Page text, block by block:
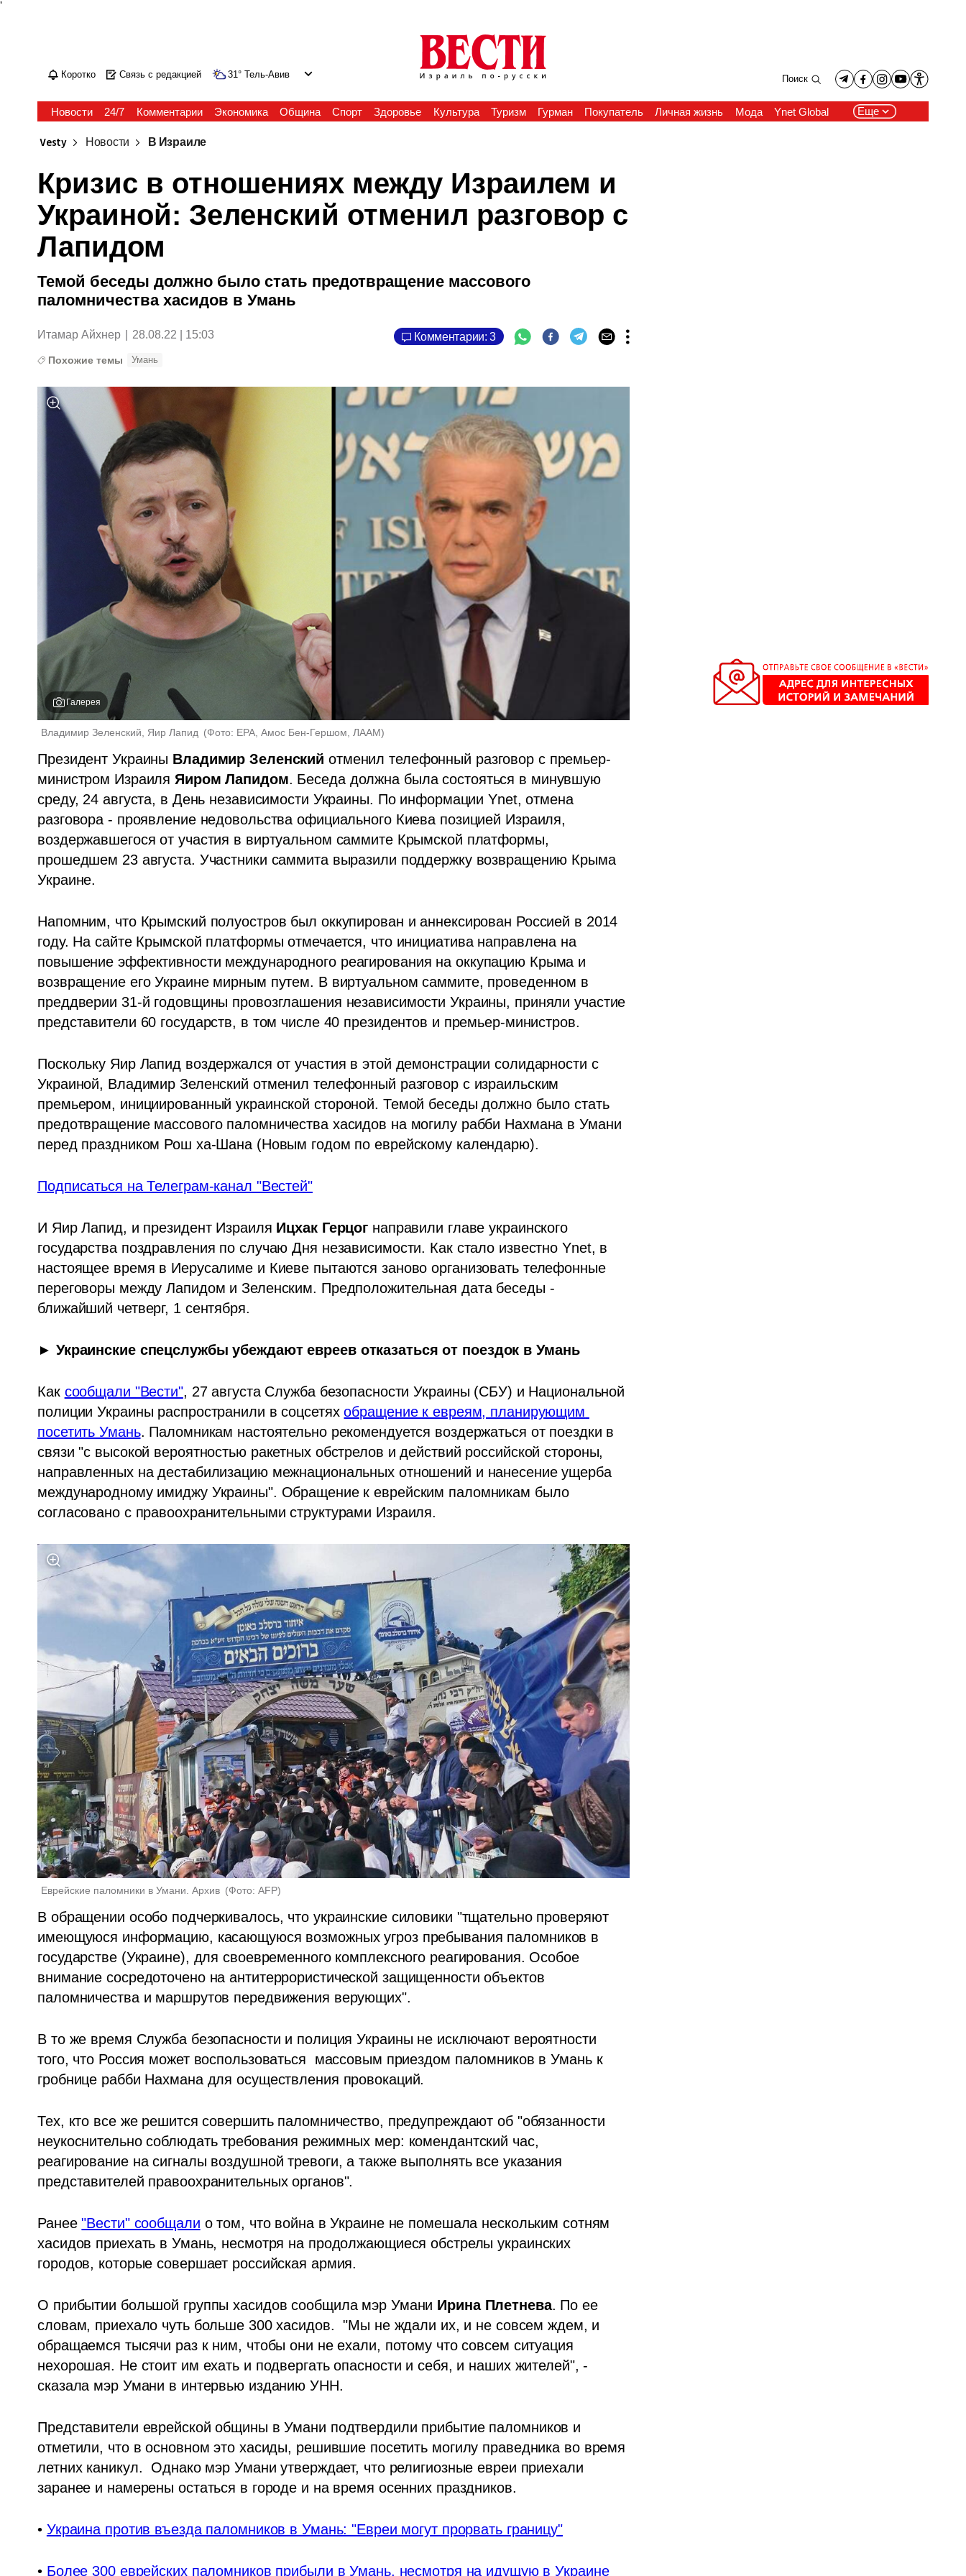
'
Коротко Связь с редакцией 31° Тель-Авив Поиск
Новости 24/7 Комментарии Экономика Община Спорт Здоровье Культура Туризм Гурман Покупатель Личная жизнь Мода Ynet Global Еще
Vesty Новости В Израиле
Кризис в отношениях между Израилем и
Украиной: Зеленский отменил разговор с
Лапидом
Темой беседы должно было стать предотвращение массового
паломничества хасидов в Умань
Итамар Айхнер 28.08.22 | 15:03 Комментарии: 3
Похожие темы Умань
Галерея
Владимир Зеленский, Яир Лапид (Фото: EPA, Амос Бен-Гершом, ЛААМ)
Президент Украины Владимир Зеленский отменил телефонный разговор с премьер-
министром Израиля Яиром Лапидом. Беседа должна была состояться в минувшую
среду, 24 августа, в День независимости Украины. По информации Ynet, отмена
разговора - проявление недовольства официального Киева позицией Израиля,
воздержавшегося от участия в виртуальном саммите Крымской платформы,
прошедшем 23 августа. Участники саммита выразили поддержку возвращению Крыма
Украине.
Напомним, что Крымский полуостров был оккупирован и аннексирован Россией в 2014
году. На сайте Крымской платформы отмечается, что инициатива направлена на
повышение эффективности международного реагирования на оккупацию Крыма и
возвращение его Украине мирным путем. В виртуальном саммите, проведенном в
преддверии 31-й годовщины провозглашения независимости Украины, приняли участие
представители 60 государств, в том числе 40 президентов и премьер-министров.
Поскольку Яир Лапид воздержался от участия в этой демонстрации солидарности с
Украиной, Владимир Зеленский отменил телефонный разговор с израильским
премьером, инициированный украинской стороной. Темой беседы должно было стать
предотвращение массового паломничества хасидов на могилу рабби Нахмана в Умани
перед праздником Рош ха-Шана (Новым годом по еврейскому календарю).
Подписаться на Телеграм-канал "Вестей"
И Яир Лапид, и президент Израиля Ицхак Герцог направили главе украинского
государства поздравления по случаю Дня независимости. Как стало известно Ynet, в
настоящее время в Иерусалиме и Киеве пытаются заново организовать телефонные
переговоры между Лапидом и Зеленским. Предположительная дата беседы -
ближайший четверг, 1 сентября.
► Украинские спецслужбы убеждают евреев отказаться от поездок в Умань
Как сообщали "Вести", 27 августа Служба безопасности Украины (СБУ) и Национальной
полиции Украины распространили в соцсетях обращение к евреям, планирующим
посетить Умань. Паломникам настоятельно рекомендуется воздержаться от поездки в
связи "с высокой вероятностью ракетных обстрелов и действий российской стороны,
направленных на дестабилизацию межнациональных отношений и нанесение ущерба
международному имиджу Украины". Обращение к еврейским паломникам было
согласовано с правоохранительными структурами Израиля.
Еврейские паломники в Умани. Архив (Фото: AFP)
В обращении особо подчеркивалось, что украинские силовики "тщательно проверяют
имеющуюся информацию, касающуюся возможных угроз пребывания паломников в
государстве (Украине), для своевременного комплексного реагирования. Особое
внимание сосредоточено на антитеррористической защищенности объектов
паломничества и маршрутов передвижения верующих".
В то же время Служба безопасности и полиция Украины не исключают вероятности
того, что Россия может воспользоваться  массовым приездом паломников в Умань к
гробнице рабби Нахмана для осуществления провокаций.
Тех, кто все же решится совершить паломничество, предупреждают об "обязанности
неукоснительно соблюдать требования режимных мер: комендантский час,
реагирование на сигналы воздушной тревоги, а также выполнять все указания
представителей правоохранительных органов".
Ранее "Вести" сообщали о том, что война в Украине не помешала нескольким сотням
хасидов приехать в Умань, несмотря на продолжающиеся обстрелы украинских
городов, которые совершает российская армия.
О прибытии большой группы хасидов сообщила мэр Умани Ирина Плетнева. По ее
словам, приехало чуть больше 300 хасидов.  "Мы не ждали их, и не совсем ждем, и
обращаемся тысячи раз к ним, чтобы они не ехали, потому что совсем ситуация
нехорошая. Не стоит им ехать и подвергать опасности и себя, и наших жителей", -
сказала мэр Умани в интервью изданию УНН.
Представители еврейской общины в Умани подтвердили прибытие паломников и
отметили, что в основном это хасиды, решившие посетить могилу праведника во время
летних каникул.  Однако мэр Умани утверждает, что религиозные евреи приехали
заранее и намерены остаться в городе и на время осенних праздников.
• Украина против въезда паломников в Умань: "Евреи могут прорвать границу"
• Более 300 еврейских паломников прибыли в Умань, несмотря на идущую в Украине